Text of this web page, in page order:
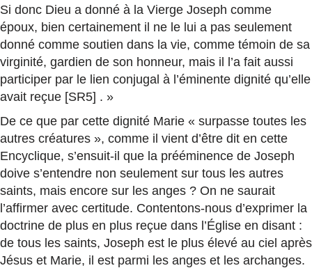
Si donc Dieu a donné à la Vierge Joseph comme
époux, bien certainement il ne le lui a pas seulement
donné comme soutien dans la vie, comme témoin de sa
virginité, gardien de son honneur, mais il l’a fait aussi
participer par le lien conjugal à l’éminente dignité qu’elle
avait reçue [SR5] . »
De ce que par cette dignité Marie « surpasse toutes les
autres créatures », comme il vient d’être dit en cette
Encyclique, s’ensuit-il que la prééminence de Joseph
doive s’entendre non seulement sur tous les autres
saints, mais encore sur les anges ? On ne saurait
l’affirmer avec certitude. Contentons-nous d’exprimer la
doctrine de plus en plus reçue dans l’Église en disant :
de tous les saints, Joseph est le plus élevé au ciel après
Jésus et Marie, il est parmi les anges et les archanges.